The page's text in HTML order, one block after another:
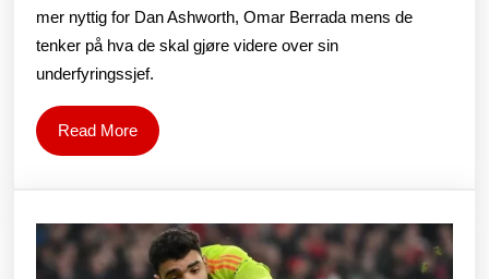
Erik
mer nyttig for Dan Ashworth, Omar Berrada mens de
tenker på hva de skal gjøre videre over sin
underfyringssjef.
Read MoreRead
More